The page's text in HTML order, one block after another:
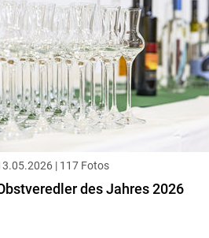
| 117 Fotos
des Jahres 2026